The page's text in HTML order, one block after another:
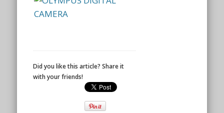
Did you like this article? Share it
with your friends!